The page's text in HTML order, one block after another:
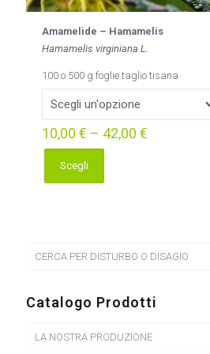
Amamelide – Hamamelis
Hamamelis virginiana L.
100 o 500 g foglie taglio tisana
10,00 € – 42,00 €
Scegli
Questo
prodotto
opzioni
scelte
pagina
CERCA PER DISTURBO O DISAGIO
Catalogo Prodotti
LA NOSTRA PRODUZIONE